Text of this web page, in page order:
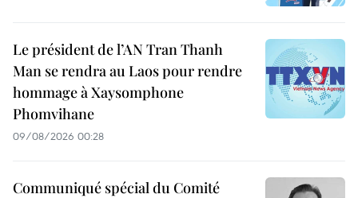
Le président de l’AN Tran Thanh
Man se rendra au Laos pour rendre
hommage à Xaysomphone
Phomvihane
09/08/2026 00:28
Communiqué spécial du Comité